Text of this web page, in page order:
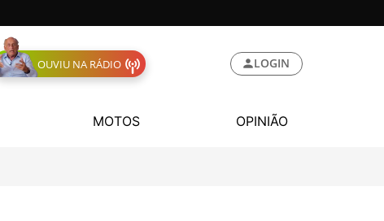
OUVIU NA RÁDIO LOGIN
MOTOS OPINIÃO